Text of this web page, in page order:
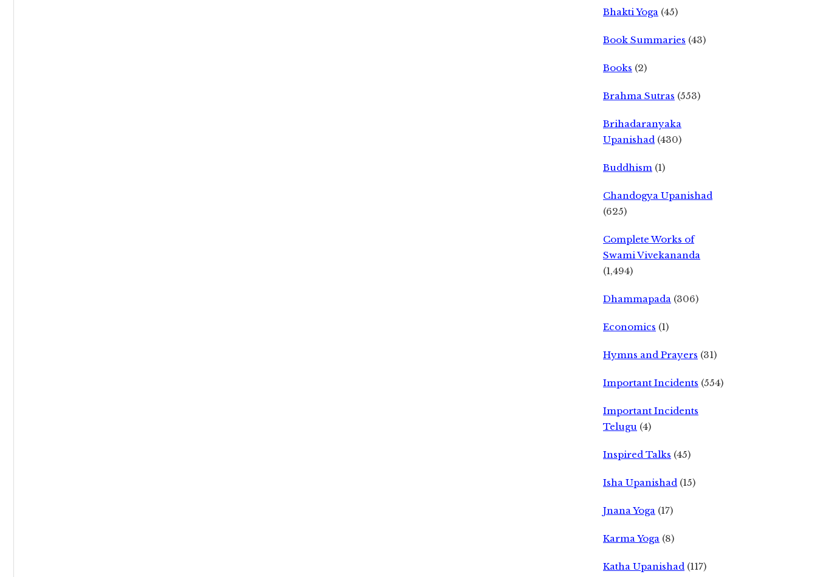
Bhakti Yoga (45)
Book Summaries (43)
Books (2)
Brahma Sutras (553)
Brihadaranyaka
Upanishad (430)
Buddhism (1)
Chandogya Upanishad
(625)
Complete Works of
Swami Vivekananda
(1,494)
Dhammapada (306)
Economics (1)
Hymns and Prayers (31)
Important Incidents (554)
Important Incidents
Telugu (4)
Inspired Talks (45)
Isha Upanishad (15)
Jnana Yoga (17)
Karma Yoga (8)
Katha Upanishad (117)